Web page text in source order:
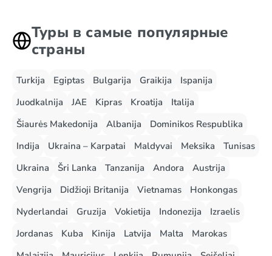
Туры в самые популярные
страны
Turkija Egiptas Bulgarija Graikija
Ispanija
Juodkalnija
JAE Kipras Kroatija
Italija
Šiaurės Makedonija
Albanija
Dominikos Respublika
Indija
Ukraina – Karpatai Maldyvai Meksika
Tunisas
Ukraina
Šri Lanka Tanzanija Andora
Austrija
Vengrija
Didžioji Britanija Vietnamas
Honkongas
Nyderlandai
Gruzija Vokietija Indonezija
Izraelis
Jordanas
Kuba Kinija Latvija Malta
Marokas